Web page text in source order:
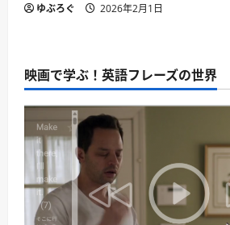
ゆぶろぐ 2026年2月1日
映画で学ぶ！英語フレーズの世界